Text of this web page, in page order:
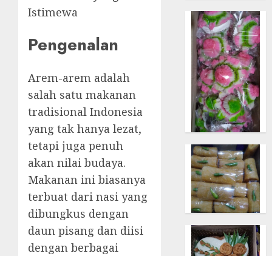
Istimewa
Pengenalan
Arem-arem adalah
salah satu makanan
tradisional Indonesia
yang tak hanya lezat,
tetapi juga penuh
akan nilai budaya.
Makanan ini biasanya
terbuat dari nasi yang
dibungkus dengan
daun pisang dan diisi
dengan berbagai